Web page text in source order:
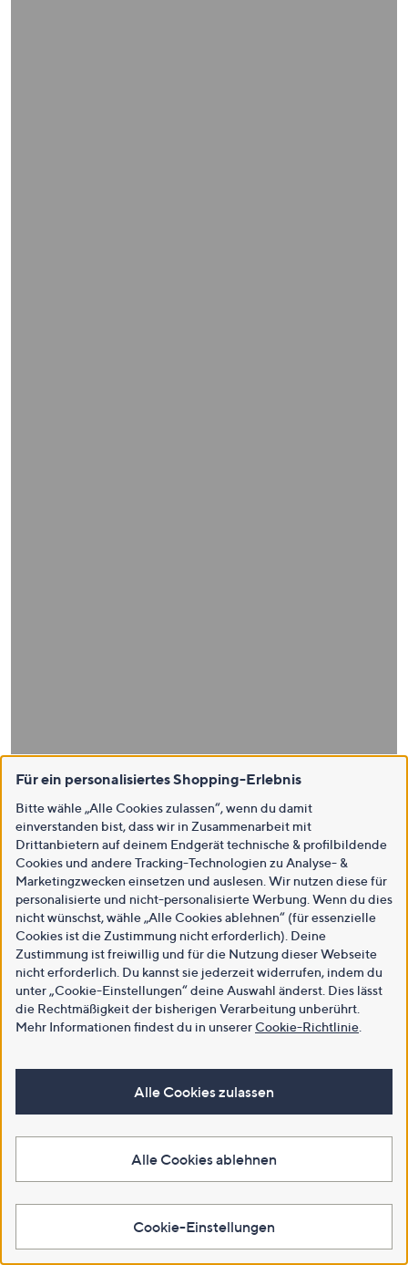
Für ein personalisiertes Shopping-Erlebnis
Bitte wähle „Alle Cookies zulassen“, wenn du damit
einverstanden bist, dass wir in Zusammenarbeit mit
Drittanbietern auf deinem Endgerät technische & profilbildende
Cookies und andere Tracking-Technologien zu Analyse- &
Marketingzwecken einsetzen und auslesen. Wir nutzen diese für
personalisierte und nicht-personalisierte Werbung. Wenn du dies
nicht wünschst, wähle „Alle Cookies ablehnen“ (für essenzielle
Cookies ist die Zustimmung nicht erforderlich). Deine
Zustimmung ist freiwillig und für die Nutzung dieser Webseite
nicht erforderlich. Du kannst sie jederzeit widerrufen, indem du
unter „Cookie-Einstellungen“ deine Auswahl änderst. Dies lässt
die Rechtmäßigkeit der bisherigen Verarbeitung unberührt.
Mehr Informationen findest du in unsererCookie-Richtlinie
Alle Cookies zulassen
Alle Cookies ablehnen
Cookie-Einstellungen